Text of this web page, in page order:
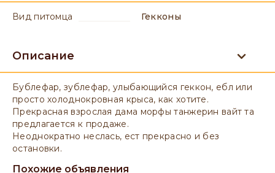
вид питомца Гекконы
Описание
Бублефар, зублефар, улыбающийся геккон, ебл или
просто холоднокровная крыса, как хотите.
Прекрасная взрослая дама морфы танжерин вайт та
предлагается к продаже.
Неоднократно неслась, ест прекрасно и без
остановки.
Похожие объявления